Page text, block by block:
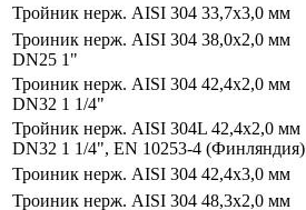
Тройник нерж. AISI 304 33,7х3,0 мм
Троиник нерж. AISI 304 38,0х2,0 мм
DN25 1"
Троиник нерж. AISI 304 42,4х2,0 мм
DN32 1 1/4"
Тройник нерж. AISI 304L 42,4х2,0 мм
DN32 1 1/4", EN 10253-4 (Финляндия)
Троиник нерж. AISI 304 42,4х3,0 мм
Троиник нерж. AISI 304 48,3х2,0 мм